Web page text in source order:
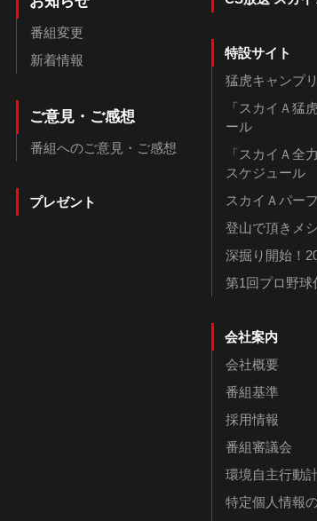
番組変更
新着情報
ご意見・ご感想
番組へのご意見・ご感想
プレゼント
特設サイト
猛虎キャンプ
「スカイＡ猛
ール
「スカイＡ全
スケジュール
スカイＡパー
登山で頂きメシ
深掘り開始！
第1回プロ野球
会社案内
会社概要
番組基準
採用情報
番組審議会
環境自主行動
特定個人情報